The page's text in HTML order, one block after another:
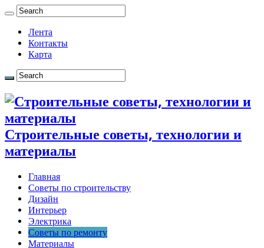
Лента
Контакты
Карта
Строительные советы, технологии и
материалы
Главная
Советы по строительству
Дизайн
Интерьер
Электрика
Советы по ремонту
Материалы